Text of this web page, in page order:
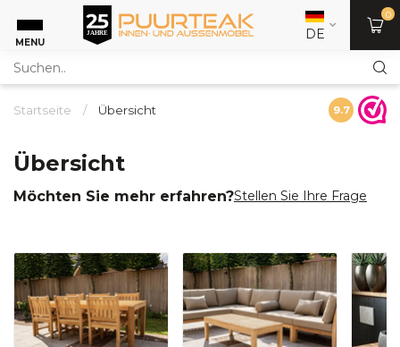
MENU DE
0
Startseite / Übersicht 9.7
Übersicht
Möchten Sie mehr erfahren?Stellen Sie Ihre Frage